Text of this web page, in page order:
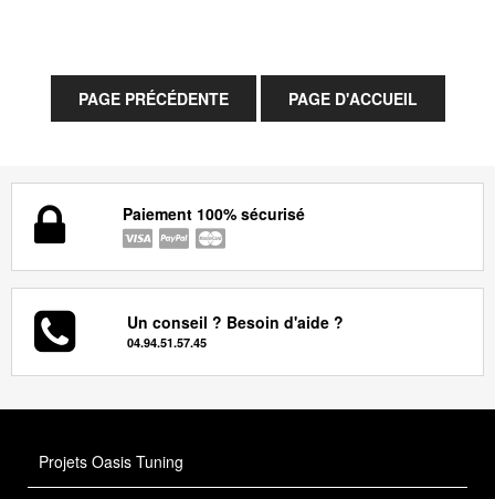
Paiement 100% sécurisé
Un conseil ? Besoin d'aide ?
04.94.51.57.45
Projets Oasis Tuning